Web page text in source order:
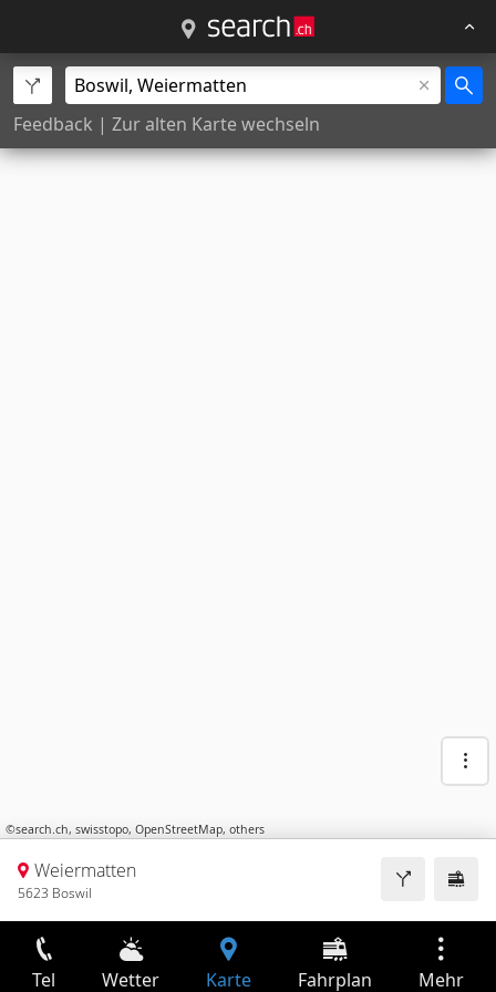
Feedback | Zur alten Karte wechseln
©search.ch, swisstopo, OpenStreetMap, others
Weiermatten
5623 Boswil
Tel Wetter Karte Fahrplan Mehr